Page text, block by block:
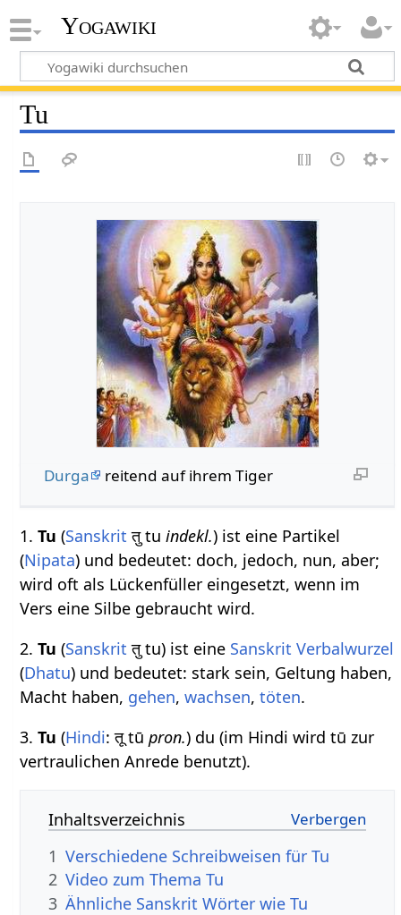
Yogawiki
Tu
Durga reitend auf ihrem Tiger
1.Tu (Sanskrit तु tuindekl.) ist eine Partikel
(Nipata) und bedeutet: doch, jedoch, nun, aber;
wird oft als Lückenfüller eingesetzt, wenn im
Vers eine Silbe gebraucht wird.
2.Tu (Sanskrit तु tu) ist eine Sanskrit Verbalwurzel
(Dhatu) und bedeutet: stark sein, Geltung haben,
Macht haben, gehen,wachsen,töten.
3.Tu (Hindi: तू tūpron.) du (im Hindi wird tū zur
vertraulichen Anrede benutzt).
Inhaltsverzeichnis
1 Verschiedene Schreibweisen für Tu
2 Video zum Thema Tu
3 Ähnliche Sanskrit Wörter wie Tu